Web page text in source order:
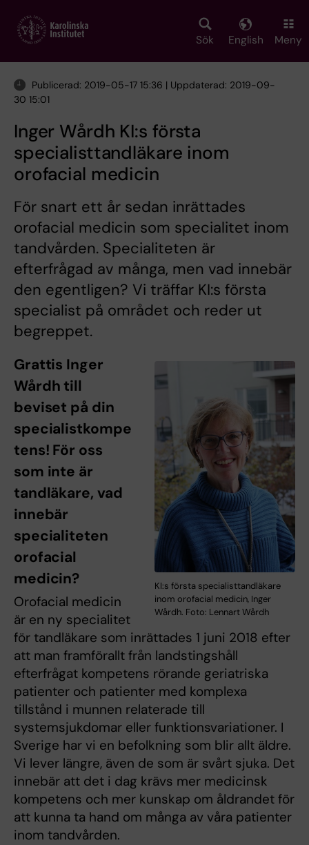
main
Sök English Meny
Publicerad: 2019-05-17 15:36 | Uppdaterad: 2019-09-
30 15:01
Inger Wårdh KI:s första
specialisttandläkare inom
orofacial medicin
För snart ett år sedan inrättades
orofacial medicin som specialitet inom
tandvården. Specialiteten är
efterfrågad av många, men vad innebär
den egentligen? Vi träffar KI:s första
specialist på området och reder ut
begreppet.
KI:s första specialisttandläkare
inom orofacial medicin, Inger
Wårdh. Foto: Lennart Wårdh
Grattis Inger
Wårdh till
beviset på din
specialistkompe
tens! För oss
som inte är
tandläkare, vad
innebär
specialiteten
orofacial
medicin?
Orofacial medicin
är en ny specialitet
för tandläkare som inrättades 1 juni 2018 efter
att man framförallt från landstingshåll
efterfrågat kompetens rörande geriatriska
patienter och patienter med komplexa
tillstånd i munnen relaterade till
systemsjukdomar eller funktionsvariationer. I
Sverige har vi en befolkning som blir allt äldre.
Vi lever längre, även de som är svårt sjuka. Det
innebär att det i dag krävs mer medicinsk
kompetens och mer kunskap om åldrandet för
att kunna ta hand om många av våra patienter
inom tandvården.